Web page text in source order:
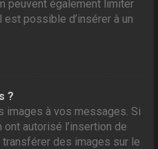
peuvent également limiter
est possible d’insérer à un
?
images à vos messages. Si
autorisé l’insertion de
des images sur le